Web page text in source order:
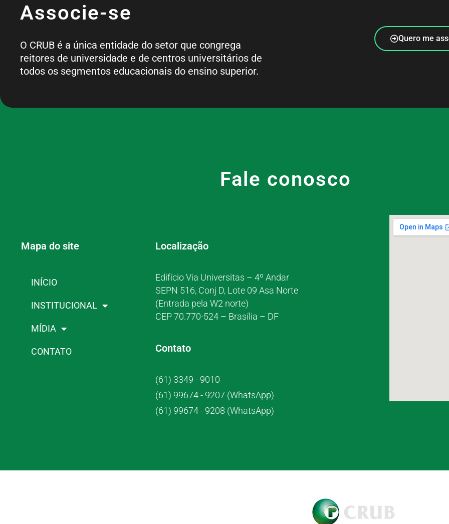
Associe-se
O CRUB é a única entidade do setor que congrega
reitores de universidade e de centros universitários de
todos os segmentos educacionais do ensino superior.
Quero me
Fale conosco
Mapa do site
INÍCIO
INSTITUCIONAL
MÍDIA
CONTATO
Localização
Edifício Via Universitas – 4º Andar
SEPN 516, Conj D, Lote 09 Asa Norte
(Entrada pela W2 norte)
CEP 70.770-524 – Brasília – DF
Contato
(61) 3349 - 9010
(61) 99674 - 9207 (WhatsApp)
(61) 99674 - 9208 (WhatsApp)